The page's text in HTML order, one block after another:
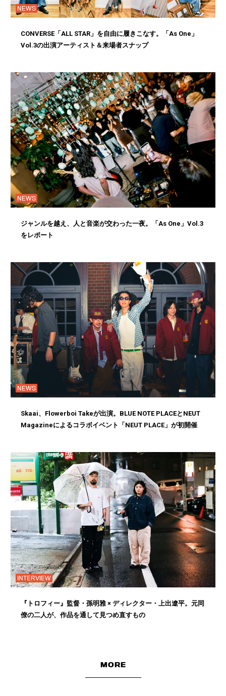
NEWS
CONVERSE「ALL STAR」を自由に履きこなす。「As One」
Vol.3の出演アーティスト＆来場者スナップ
NEWS
ジャンルを越え、人と音楽が交わった一夜。「As One」Vol.3
をレポート
NEWS
Skaai、Flowerboi Takeが出演。BLUE NOTE PLACEとNEUT
Magazineによるコラボイベント「NEUT PLACE」が初開催
INTERVIEW
『トロフィー』監督・孫明雅 × ディレクター・上出遼平。元同
僚の二人が、作品を通して見つめ直すもの
MORE